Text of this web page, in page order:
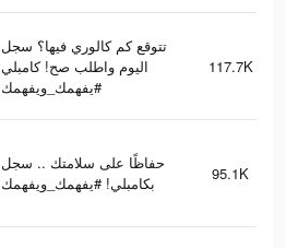
تتوقع كم كالوري فيها؟ سجل
اليوم واطلب صح! كامبلي
#يفهمك_ويفهمك
117.7K
حفاظًا على سلامتك .. سجل
بكامبلي! #يفهمك_ويفهمك
95.1K